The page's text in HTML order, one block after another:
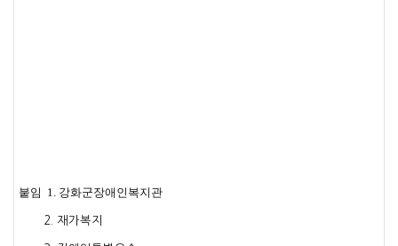
붙임 1. 강화군장애인복지관
2. 재가복지